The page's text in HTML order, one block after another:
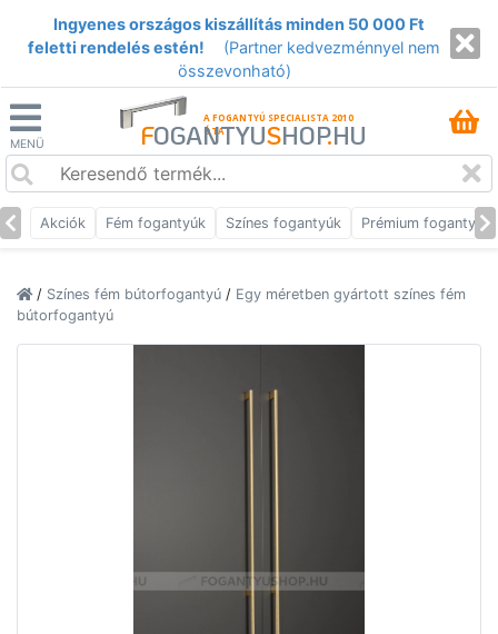
Ingyenes országos kiszállítás minden 50 000 Ft
feletti rendelés estén!
(Partner kedvezménnyel nem
összevonható)
MENÜ
A FOGANTYÚ SPECIALISTA 2010
ÓTA
FOGANTYUSHOP.HU
Akciók Fém fogantyúk Színes fogantyúk Prémium fogantyúk
/ Színes fém bútorfogantyú / Egy méretben gyártott színes fém
bútorfogantyú